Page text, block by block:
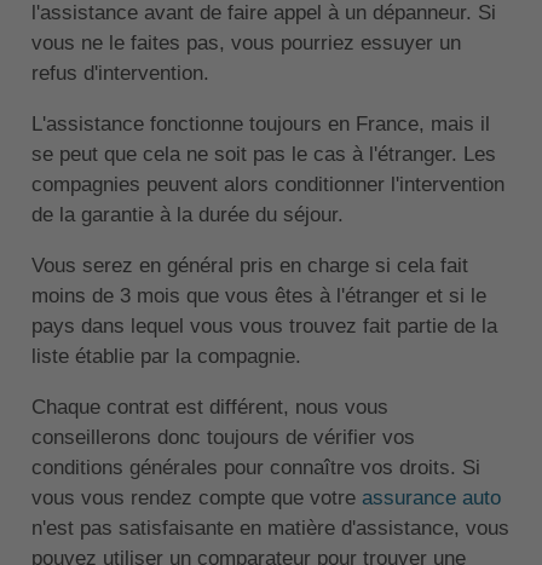
l'assistance avant de faire appel à un dépanneur. Si
vous ne le faites pas, vous pourriez essuyer un
refus d'intervention.
L'assistance fonctionne toujours en France, mais il
se peut que cela ne soit pas le cas à l'étranger. Les
compagnies peuvent alors conditionner l'intervention
de la garantie à la durée du séjour.
Vous serez en général pris en charge si cela fait
moins de 3 mois que vous êtes à l'étranger et si le
pays dans lequel vous vous trouvez fait partie de la
liste établie par la compagnie.
Chaque contrat est différent, nous vous
conseillerons donc toujours de vérifier vos
conditions générales pour connaître vos droits. Si
vous vous rendez compte que votre assurance auto
n'est pas satisfaisante en matière d'assistance, vous
pouvez utiliser un comparateur pour trouver une